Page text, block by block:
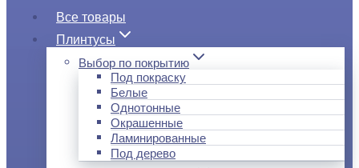
Все товары
Плинтусы
Выбор по покрытию
Под покраску
Белые
Однотонные
Окрашенные
Ламинированные
Под дерево